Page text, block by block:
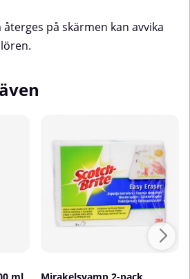
återges på skärmen kan avvika